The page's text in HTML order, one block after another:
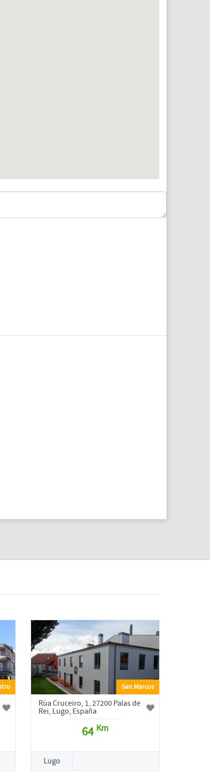
San Marcos
Rúa Cruceiro, 1, 27200 Palas de
Rei, Lugo, España
64 Km
Lugo